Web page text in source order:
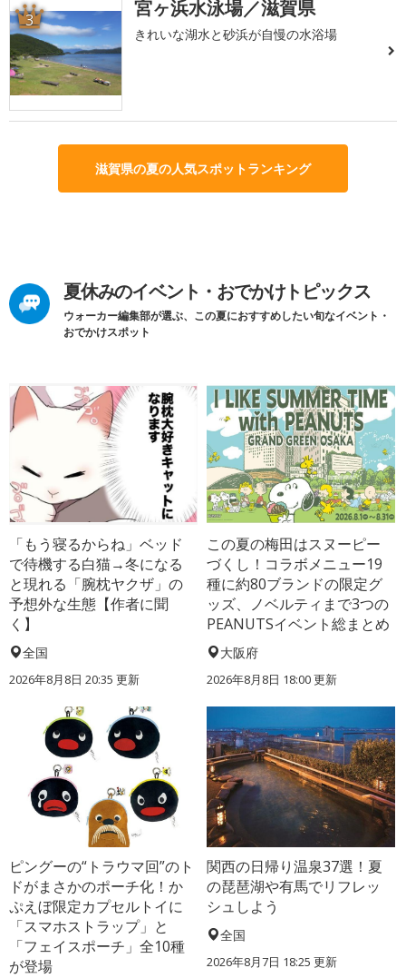
3 宮ヶ浜水泳場／滋賀県
きれいな湖水と砂浜が自慢の水浴場
滋賀県の夏の人気スポットランキング
夏休みのイベント・おでかけトピックス
ウォーカー編集部が選ぶ、この夏におすすめしたい旬なイベント・
おでかけスポット
「もう寝るからね」ベッド
で待機する白猫→冬になる
と現れる「腕枕ヤクザ」の
予想外な生態【作者に聞
く】
全国
2026年8月8日 20:35 更新
この夏の梅田はスヌーピー
づくし！コラボメニュー19
種に約80ブランドの限定グ
ッズ、ノベルティまで3つの
PEANUTSイベント総まとめ
大阪府
2026年8月8日 18:00更新
ピングーの“トラウマ回”のト
ドがまさかのポーチ化！か
ぷえぼ限定カプセルトイに
「スマホストラップ」と
「フェイスポーチ」全10種
が登場
関西の日帰り温泉37選！夏
の琵琶湖や有馬でリフレッ
シュしよう
全国
2026年8月7日 18:25 更新